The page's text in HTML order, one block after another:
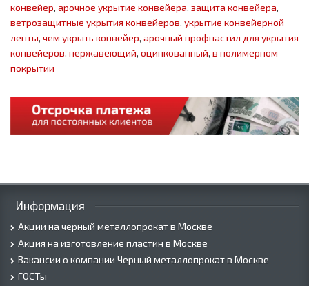
конвейер, арочное укрытие конвейера, защита конвейера,
ветрозащитные укрытия конвейеров, укрытие конвейерной
ленты, чем укрыть конвейер, арочный профнастил для укрытия
конвейеров, нержавеющий, оцинкованный, в полимерном
покрытии
Информация
Акции на черный металлопрокат в Москве
Акция на изготовление пластин в Москве
Вакансии о компании Черный металлопрокат в Москве
ГОСТы